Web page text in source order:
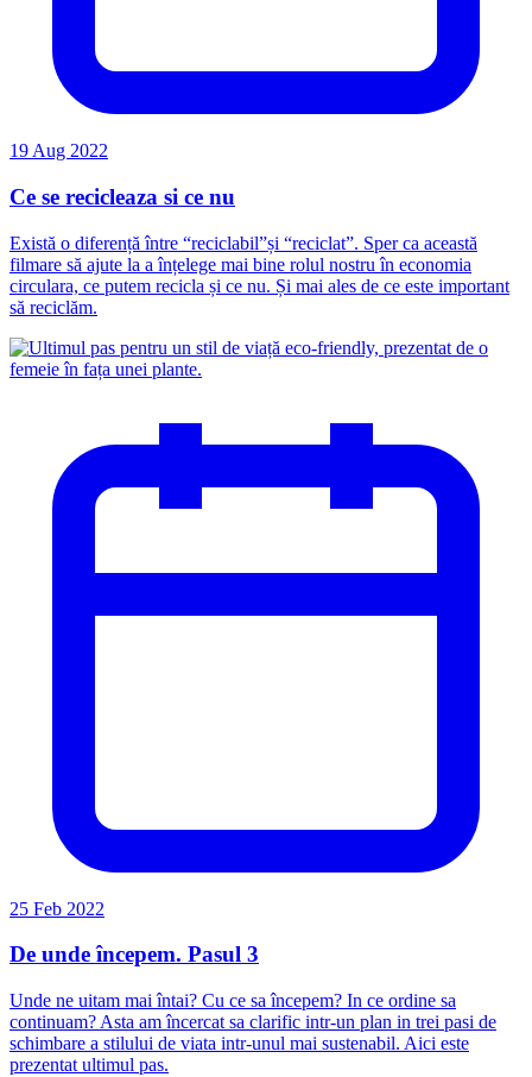
19 Aug 2022
Ce se recicleaza si ce nu
Există o diferență între “reciclabil”și “reciclat”. Sper ca această
filmare să ajute la a înțelege mai bine rolul nostru în economia
circulara, ce putem recicla și ce nu. Și mai ales de ce este important
să reciclăm.
25 Feb 2022
De unde începem. Pasul 3
Unde ne uitam mai întai? Cu ce sa începem? In ce ordine sa
continuam? Asta am încercat sa clarific intr-un plan in trei pasi de
schimbare a stilului de viata intr-unul mai sustenabil. Aici este
prezentat ultimul pas.